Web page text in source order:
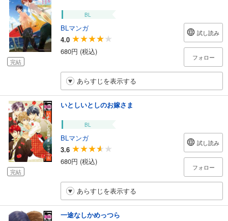
完結
BL
BLマンガ
4.0
680円 (税込)
試し読み
フォロー
あらすじを表示する
完結
いとしいとしのお嫁さま
BL
BLマンガ
3.6
680円 (税込)
試し読み
フォロー
あらすじを表示する
一途なしかめっつら